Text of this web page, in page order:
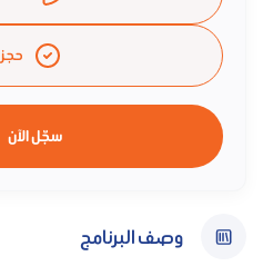
وصف البرنامج
سجّل الآن